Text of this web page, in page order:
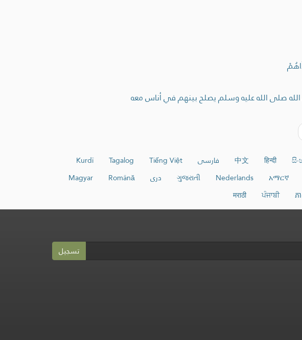
صلى الله عليه وسلم يصلح بينهم في أناس معه
हिन्दी
中文 فارسی Tiếng Việt
Tagalog
Kurdî
አማርኛ
Nederlands
ગુજરાતી دری Română
Magyar
ភ
ਪੰਜਾਬੀ
मराठी
تسجيل